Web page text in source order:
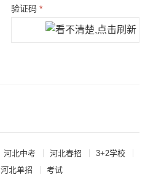
验证码*
河北中考 河北春招
3+2学校
河北单招 考试